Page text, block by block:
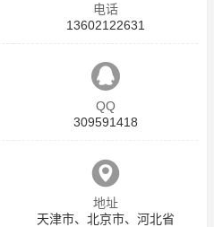
电话
13602122631
QQ
309591418
地址
天津市、北京市、河北省